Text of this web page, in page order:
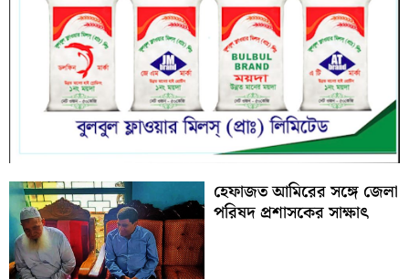
হেফাজত আমিরের সঙ্গে জেলা
পরিষদ প্রশাসকের সাক্ষাৎ